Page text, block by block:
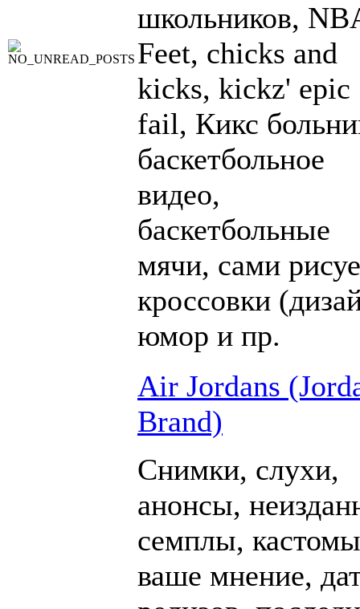
школьников,
Feet, chicks and
kicks, kickz' epic
fail, Кикс
баскетбольное
видео,
баскетбольные
мячи, сами
кроссовки
юмор и пр.
Air Jordans
Brand)
Снимки, слухи,
анонсы,
семплы,
ваше мнение,